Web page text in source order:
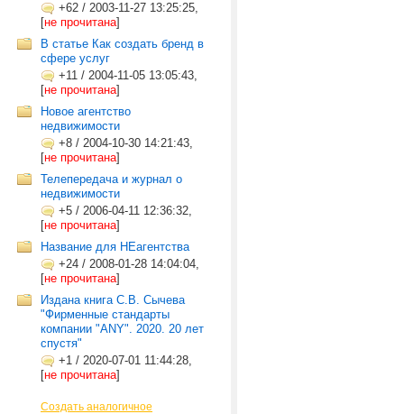
+62 / 2003-11-27 13:25:25,
[не прочитана]
В статье Как создать бренд в
сфере услуг
+11 / 2004-11-05 13:05:43,
[не прочитана]
Новое агентство
недвижимости
+8 / 2004-10-30 14:21:43,
[не прочитана]
Телепередача и журнал о
недвижимости
+5 / 2006-04-11 12:36:32,
[не прочитана]
Название для НЕагентства
+24 / 2008-01-28 14:04:04,
[не прочитана]
Издана книга С.В. Сычева
"Фирменные стандарты
компании "ANY". 2020. 20 лет
спустя"
+1 / 2020-07-01 11:44:28,
[не прочитана]
Создать аналогичное